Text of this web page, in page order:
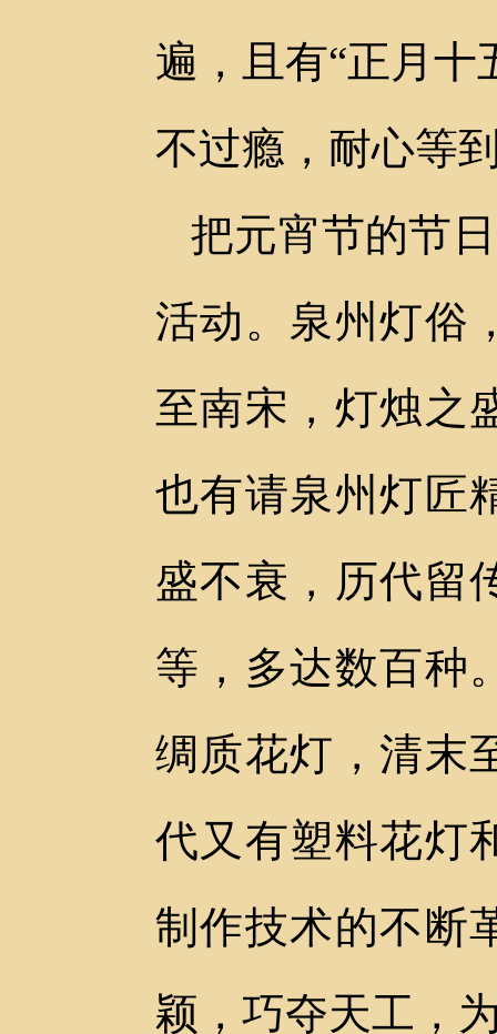
遍，且有“正月十
不过瘾，耐心等
把元宵节的节
活动。泉州灯俗
至南宋，灯烛之
也有请泉州灯匠
盛不衰，历代留
等，多达数百种
绸质花灯，清末
代又有塑料花灯
制作技术的不断
颖，巧夺天工，